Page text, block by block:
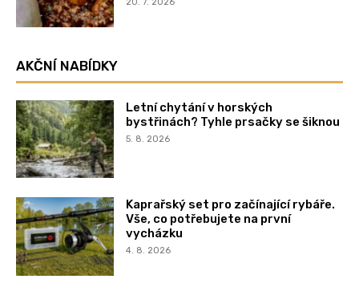
AKČNÍ NABÍDKY
Letní chytání v horských
bystřinách? Tyhle prsačky se šiknou
5. 8. 2026
Kaprařský set pro začínající rybáře.
Vše, co potřebujete na první
vycházku
4. 8. 2026